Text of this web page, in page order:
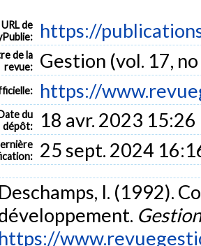
URL de
https://
de la
revue:
Gestion (vol. 17,
https://
du
dépôt:
18 avr. 2023 15:26
25 sept. 2024
Deschamps, I. (1992).
Gestion
https://